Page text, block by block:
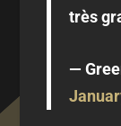
très
—